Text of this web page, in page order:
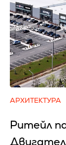
АРХИТЕКТУРА
Ритейл